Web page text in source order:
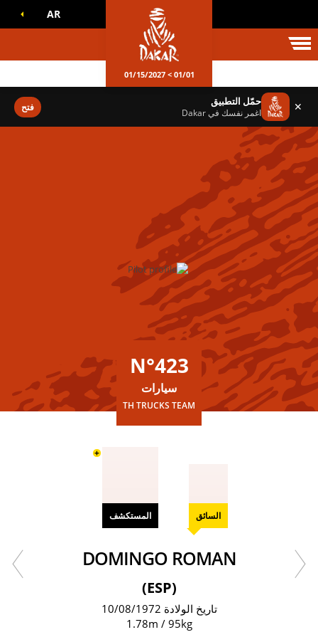
داكار AR
01/01 > 01/15/2027
✕ حمّل التطبيق
اغمر نفسك في Dakar فتح
N°423
سيارات
TH TRUCKS TEAM
السائق المستكشف
+
DOMINGO ROMAN
(ESP)
تاريخ الولادة 10/08/1972
1.78m / 95kg